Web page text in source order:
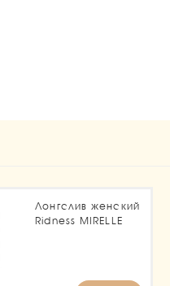
Лонгслив женский
Ridness MIRELLE